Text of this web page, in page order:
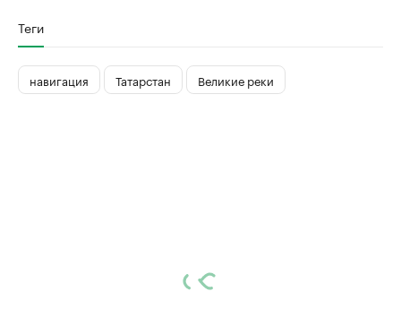
Теги
навигация Татарстан Великие реки